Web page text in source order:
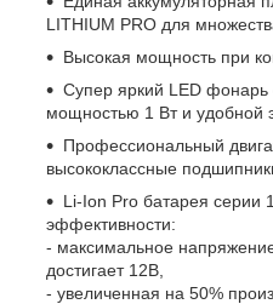
LITHIUM PRO для
Высокая мощность при
Супер яркий LED фонарь
мощностью 1 Вт и удобной
Профессиональный
высококлассные
Li-Ion Pro батарея серии
эффективности:
- максимальное
достигает 12В,
- увеличенная на 50%